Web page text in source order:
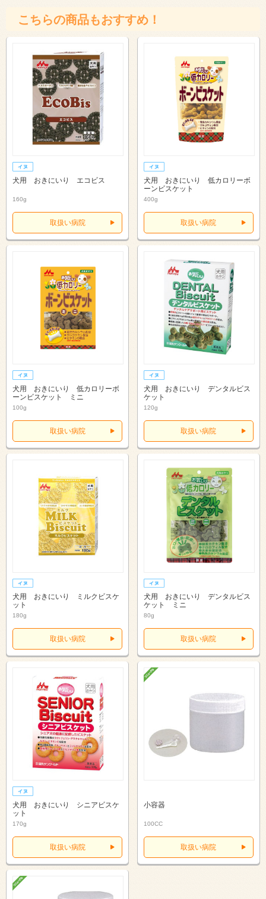
こちらの商品もおすすめ！
犬用 おきにいり エコビス
160g
取扱い病院
犬用 おきにいり 低カロリーボ
ーンビスケット
400g
取扱い病院
犬用 おきにいり 低カロリーボ
ーンビスケット ミニ
100g
取扱い病院
犬用 おきにいり デンタルビス
ケット
120g
取扱い病院
犬用 おきにいり ミルクビスケ
ット
180g
取扱い病院
犬用 おきにいり デンタルビス
ケット ミニ
80g
取扱い病院
犬用 おきにいり シニアビスケ
ット
170g
取扱い病院
小容器
100CC
取扱い病院